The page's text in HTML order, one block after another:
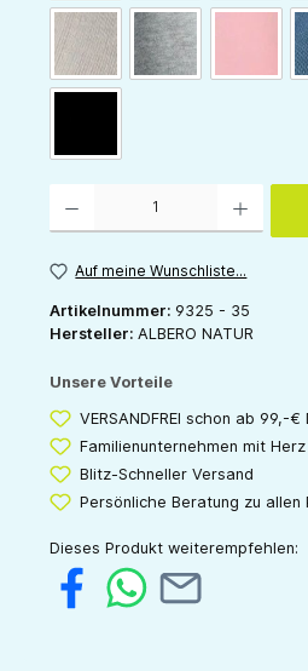
natur grau-melange
Auf meine Wunschliste...
Artikelnummer: 9325 - 35
Hersteller: ALBERO NATUR
Unsere Vorteile
VERSANDFREI schon ab 99,-€
Familienunternehmen mit Herz
Blitz-Schneller Versand
Persönliche Beratung zu allen
Dieses Produkt weiterempfehlen: